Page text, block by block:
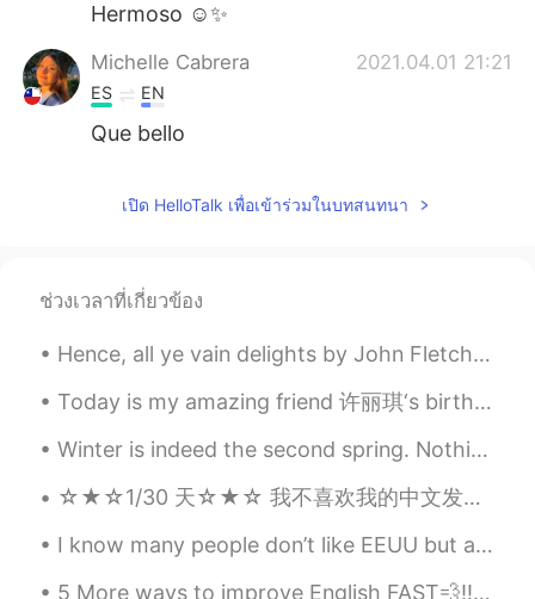
Hermoso ☺️✨
Michelle Cabrera 2021.04.01 21:21
ES EN
Que bello
เปิด HelloTalk เพื่อเข้าร่วมในบทสนทนา
ช่วงเวลาที่เกี่ยวข้อง
Hence, all ye vain delights by John Fletcher. From “The Nice Valour,” Act III. Sc. 3. HENCE, al...
Today is my amazing friend 许丽琪‘s birthday!! Happpyyy birthdaaay to this amazing girl 🎂✨💕🥳 ～ 祝你生日...
Winter is indeed the second spring. Nothing gets better than a tasty dinner with friends after wa...
I know many people don’t like EEUU but all over the world people are hurting with us. We can rebu...
5 More ways to improve English FAST💨‼️🧐🤔‼️ 1. Focus on everyday vocabulary 2. Don’t stress abou...